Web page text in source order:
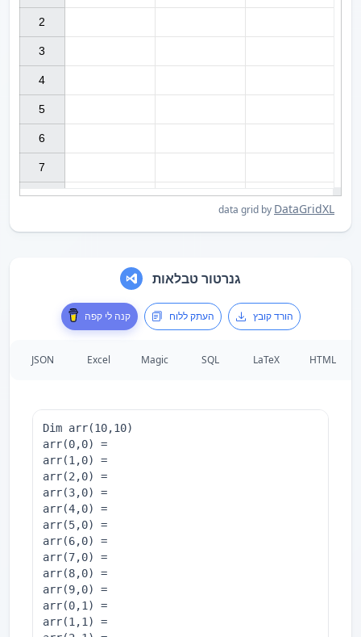
data grid by DataGridXL
2
3
4
5
6
7
גנרטור טבלאות
קנה לי קפה העתק ללוח הורד קובץ
JSON Excel Magic SQL LaTeX HTML